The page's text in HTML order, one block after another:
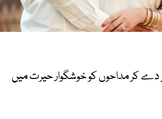
دے کر مداحوں کو خوشگوار حیرت میں